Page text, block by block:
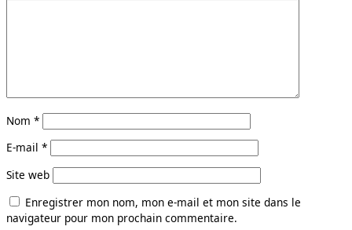
Nom *
E-mail *
Site web
Enregistrer mon nom, mon e-mail et mon site dans le
navigateur pour mon prochain commentaire.